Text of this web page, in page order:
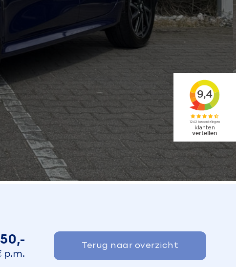
p.m.
Terug naar overzicht